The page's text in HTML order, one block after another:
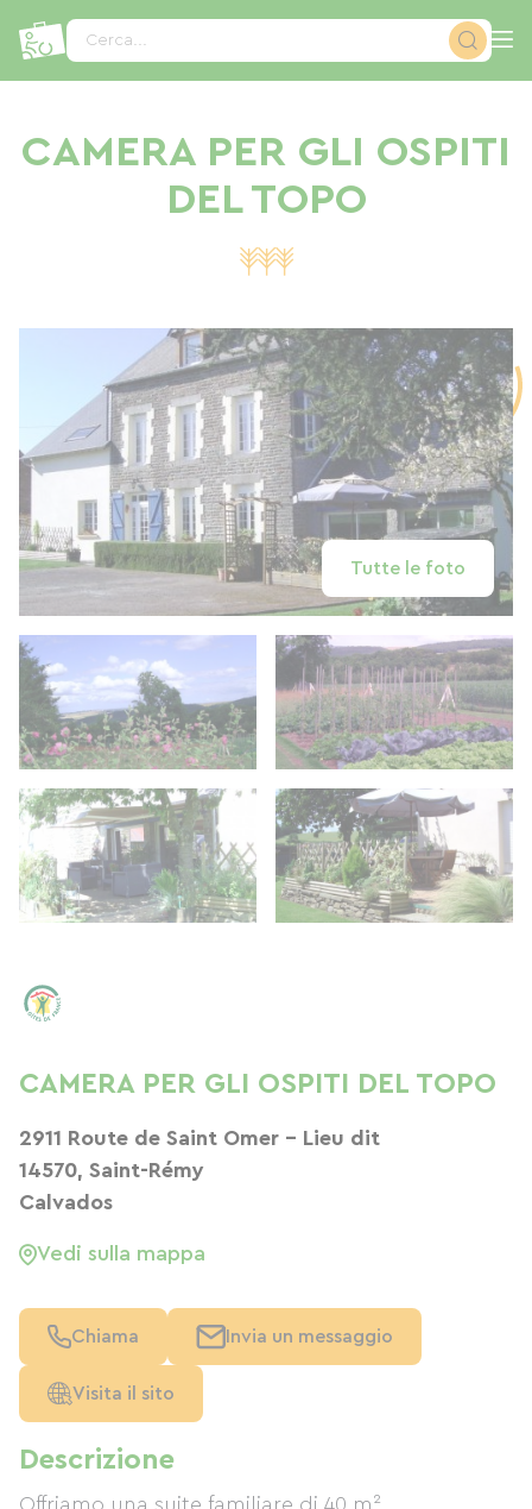
Cerca...
CAMERA PER GLI OSPITI
DEL TOPO
Tutte le foto
Descrizione
Offriamo una suite familiare di 40 m²
CAMERA PER GLI OSPITI DEL TOPO
2911 Route de Saint Omer - Lieu dit
14570, Saint-Rémy
Calvados
Vedi sulla mappa
Chiama Invia un messaggio
Visita il sito
Pannello di gestione dei cookies